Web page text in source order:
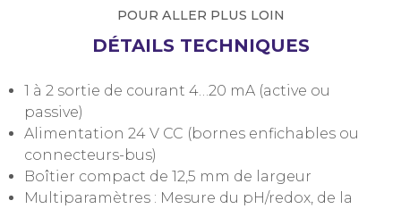
POUR ALLER PLUS LOIN
DÉTAILS TECHNIQUES
1 à 2 sortie de courant 4…20 mA (active ou
passive)
Alimentation 24 V CC (bornes enfichables ou
connecteurs-bus)
Boîtier compact de 12,5 mm de largeur
Multiparamètres : Mesure du pH/redox, de la